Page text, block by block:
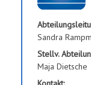
Sandra
Stellv.
Maja Dietsche